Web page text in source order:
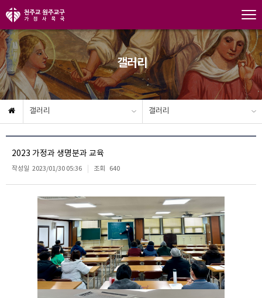
갤러리
갤러리 갤러리
2023 가정과 생명분과 교육
작성일 2023/01/30 05:36 조회 640